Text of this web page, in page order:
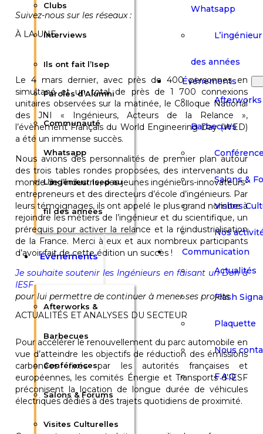
Clubs
Interviews
Ils ont fait l’Isep
Paroles d’Alumni
Communauté
Whatsapp
L’ingénieur Isep au
fil des années
Événements
Afterworks &
Barbecues
Conférences
Salons & Forums
Visites Culturelles
Whatsapp
des années
Événements
Afterworks
Barbecues
Salons &
Visites
Nos
Communication
Actualités
Flash
Plaquette
Nous
F.A.Q
Suivez-nous sur les réseaux :
À LA UNE
Le 4 mars dernier, avec près de 400 personnes en
simultané et un total de près de 1 700 connexions
unitaires observées sur la matinée, le Colloque National
des JNI « Ingénieurs, Acteurs de la Relance »,
l’évènement Français du World Engineering Day (WED)
a été un immense succès.
Nous avions des personnalités de premier plan autour
des trois tables rondes proposées, des intervenants du
monde de l’industrie, des jeunes ingénieurs-innovateurs-
entrepreneurs et des directeurs d’école d’ingénieurs. Par
leurs témoignages, ils ont appelé le plus grand nombre à
rejoindre les métiers de l’ingénieur et du scientifique, un
prérequis pour activer la relance et la réindustrialisation
de la France. Merci à eux et aux nombreux participants
d’avoir fait de cette édition un succès !
Je souhaite soutenir les Ingénieurs en faisant un Don à
IESF
pour lui permettre de continuer à mener ses projets
ACTUALITÉS ET ANALYSES DU SECTEUR
Pour accélérer le renouvellement du parc automobile en
vue d’atteindre les objectifs de réduction des émissions
carbonées fixés par les autorités françaises et
européennes, les comités Énergie et Transports d’IESF
préconisent la location de longue durée de véhicules
électriques dédiés à des trajets quotidiens de proximité.